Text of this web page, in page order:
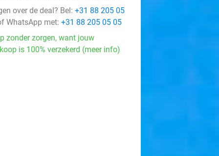
over de deal? Bel: +31 88 205 05
WhatsApp met: +31 88 205 05 05
zonder zorgen, want jouw
is 100% verzekerd (meer info)